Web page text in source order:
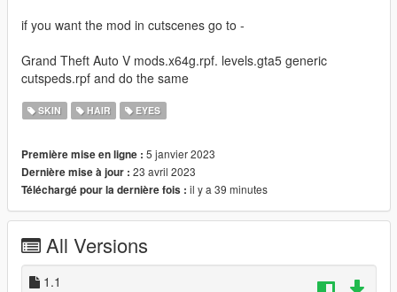
if you want the mod in cutscenes go to -
Grand Theft Auto V mods.x64g.rpf. levels.gta5 generic
cutspeds.rpf and do the same
SKIN HAIR EYES
Première mise en ligne : 5 janvier 2023
Dernière mise à jour : 23 avril 2023
Téléchargé pour la dernière fois : il y a 39 minutes
All Versions
1.1